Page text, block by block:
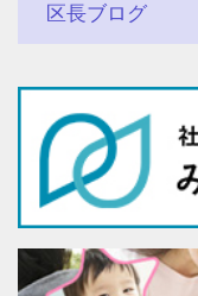
区長ブログ